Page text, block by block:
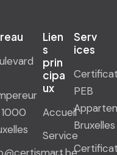
1000
Lien
s
prin
cipa
ux
Accueil
Service
Serv
ices
PEB
Bruxelles